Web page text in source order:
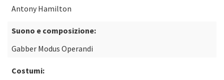
Antony Hamilton
Suono e composizione:
Gabber Modus Operandi
Costumi: